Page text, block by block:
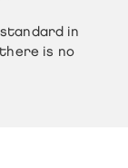
in
is no